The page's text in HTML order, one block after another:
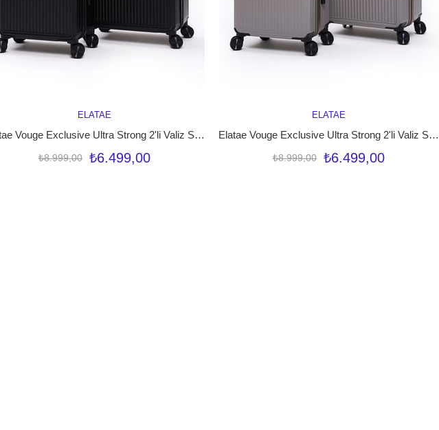
SEPETE EKLE
ELATAE
Elatae Vouge Exclusive Ultra Strong 2'li Valiz Seti Orta Boy - Kabin Boy Siyah V10737
₺6.499,00
₺8.999,00
SEPETE EKLE
ELATAE
Elatae Vouge Exclusive Ultra Strong 2'li Valiz Seti Orta Boy - Kabin Boy Vizon V10737
₺6.499,00
₺8.999,00